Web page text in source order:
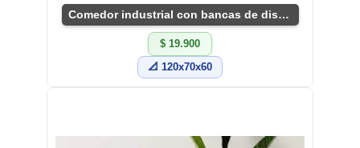
Comedor industrial con bancas de diseño original
$ 19.900
📐 120x70x60